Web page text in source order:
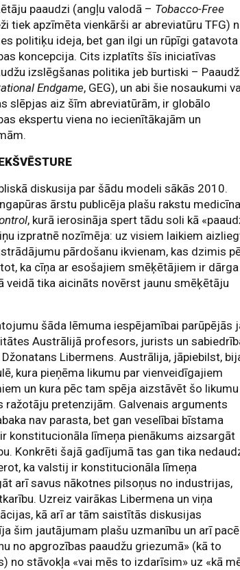
paaudzi (angļu valodā – Tobacco-Free
tiek apzīmēta vienkārši ar abreviatūru TFG)
politiķu ideja, bet gan ilgi un rūpīgi gatavota
koncepcija. Cits izplatīts šīs iniciatīvas
izslēgšanas politika jeb burtiski –
Endgame, GEG), un abi šie nosaukumi
slēpjas aiz šīm abreviatūrām, ir globālo
ekspertu viena no iecienītākajām un
diskusija par šādu modeli sākās 2010.
ārstu publicēja plašu rakstu
, kurā ierosināja spert tādu soli kā
izpratnē nozīmēja: uz visiem laikiem
pārdošanu ikvienam, kas dzimis
ka cīņa ar esošajiem smēķētājiem ir dārga
veidā tika aicināts novērst jaunu smēķētāju
šāda lēmuma iespējamībai parūpējās
Austrālijā profesors, jurists un
Libermens. Austrālija, jāpiebilst,
kura pieņēma likumu par vienveidīgajiem
un kura pēc tam spēja aizstāvēt šo likumu
ražotāju pretenzijām. Galvenais arguments
nav parasta, bet gan veselībai bīstama
konstitucionāla līmeņa pienākums aizsargāt
Konkrēti šajā gadījumā tas gan tika
ka valstij ir konstitucionāla līmeņa
arī savus nākotnes pilsoņus no industrijas,
Uzreiz vairākas Libermena un viņa
kā arī ar tām saistītās diskusijas
šim jautājumam plašu uzmanību un arī
no apgrozības paaudžu griezumā» (kā to
no stāvokļa «vai mēs to izdarīsim» uz «kā